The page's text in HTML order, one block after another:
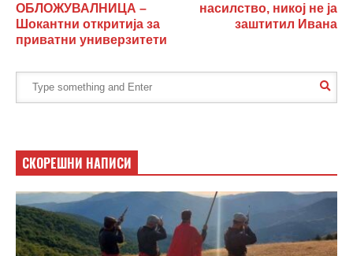
ОБЛОЖУВАЛНИЦА –
Шокантни откритија за
приватни универзитети
насилство, никој не ја
заштитил Ивана
СКОРЕШНИ НАПИСИ